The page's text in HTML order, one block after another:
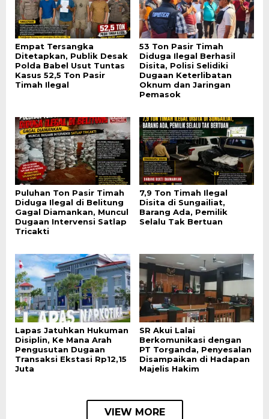
Empat Tersangka
Ditetapkan, Publik Desak
Polda Babel Usut Tuntas
Kasus 52,5 Ton Pasir
Timah Ilegal
53 Ton Pasir Timah
Diduga Ilegal Berhasil
Disita, Polisi Selidiki
Dugaan Keterlibatan
Oknum dan Jaringan
Pemasok
Puluhan Ton Pasir Timah
Diduga Ilegal di Belitung
Gagal Diamankan, Muncul
Dugaan Intervensi Satlap
Tricakti
7,9 Ton Timah Ilegal
Disita di Sungailiat,
Barang Ada, Pemilik
Selalu Tak Bertuan
Lapas Jatuhkan Hukuman
Disiplin, Ke Mana Arah
Pengusutan Dugaan
Transaksi Ekstasi Rp12,15
Juta
SR Akui Lalai
Berkomunikasi dengan
PT Torganda, Penyesalan
Disampaikan di Hadapan
Majelis Hakim
VIEW MORE